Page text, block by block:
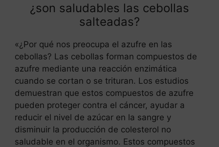
¿son saludables las cebollas
salteadas?
«¿Por qué nos preocupa el azufre en las
cebollas? Las cebollas forman compuestos de
azufre mediante una reacción enzimática
cuando se cortan o se trituran. Los estudios
demuestran que estos compuestos de azufre
pueden proteger contra el cáncer, ayudar a
reducir el nivel de azúcar en la sangre y
disminuir la producción de colesterol no
saludable en el organismo. Estos compuestos